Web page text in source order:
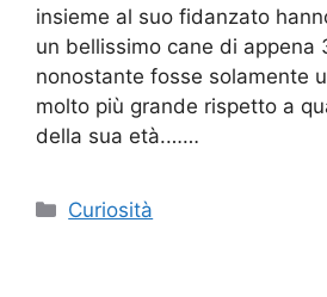
insieme al suo fidanzato
un bellissimo cane di appena
nonostante fosse solamente
molto più grande rispetto a
della sua età.……
Categorie
Curiosità